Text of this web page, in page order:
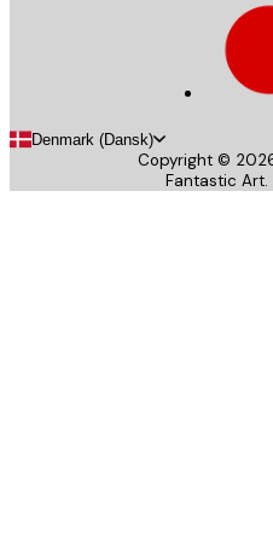
Denmark (Dansk)
Copyright ©
Fantastic Art.